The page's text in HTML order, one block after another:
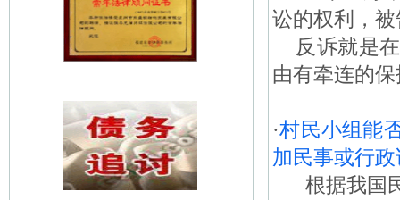
讼的权利，
反诉就是在
由有牵连的
·村民小组能
加民事或行
根据我国民